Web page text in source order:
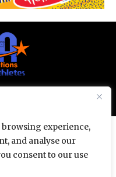
browsing experience,
and analyse our
consent to our use